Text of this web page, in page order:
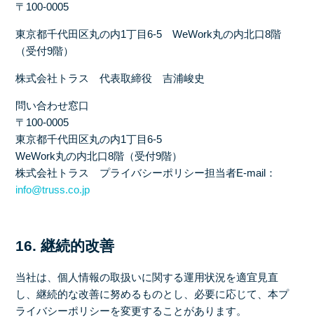
〒100-0005
東京都千代田区丸の内1丁目6-5 WeWork丸の内北口8階
（受付9階）
株式会社トラス 代表取締役 吉浦峻史
問い合わせ窓口
〒100-0005
東京都千代田区丸の内1丁目6-5
WeWork丸の内北口8階（受付9階）
株式会社トラス プライバシーポリシー担当者E-mail：
info@truss.co.jp
16. 継続的改善
当社は、個人情報の取扱いに関する運用状況を適宜見直
し、継続的な改善に努めるものとし、必要に応じて、本プ
ライバシーポリシーを変更することがあります。